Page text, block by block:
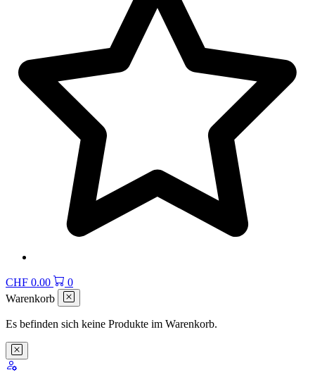
CHF 0.00
0
Warenkorb
Es befinden sich keine Produkte im Warenkorb.